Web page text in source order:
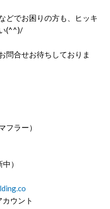
どでお困りの方も、ヒッキ
(^^)/
問合せお待ちしておりま
フラー）
）
カウント